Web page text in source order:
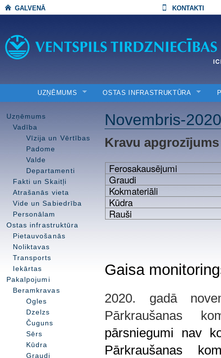
GALVENĀ KONTAKTI
UZŅĒMUMS OSTAS INFRASTRUKTŪRA
Uzņēmums
Vadība
Vīzija un Vērtības
Padome
Valde
Departamenti
Fakti un Skaitļi
Atrašanās vieta
Vide un Sabiedrība
Personālam
Ostas infrastruktūra
Pietauvošanās
Noliktavas
Transports
Iekārtas
Pakalpojumi
Beramkravas
Ogles
Dzelzs
Čuguns
Sērs
Kūdra
Graudi
Novembris-2020
Kravu
Ferosakausējumi
Graudi
Kokmateriāli
Kūdra
Rauši
Gaisa
2020. gadā
pārsniegumi nav
Pārkraušanas